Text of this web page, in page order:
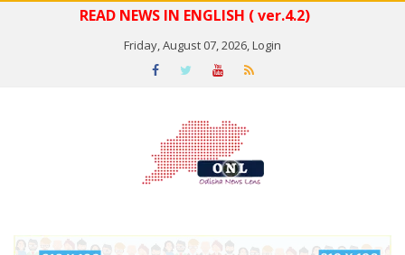
READ NEWS IN ENGLISH ( ver.4.2)
Friday, August 07, 2026,Login